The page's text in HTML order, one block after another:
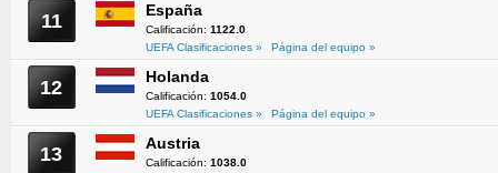
11 España
Calificación: 1122.0
UEFA Clasificaciones »
Página del equipo »
12 Holanda
Calificación: 1054.0
UEFA Clasificaciones »
Página del equipo »
13 Austria
Calificación: 1038.0